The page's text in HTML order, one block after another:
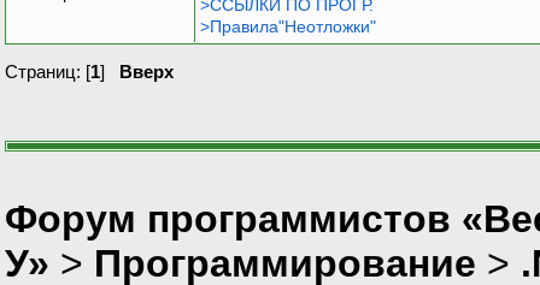
>ССЫЛКИ ПО ПРОГР.
>Правила"Неотложки"
Страниц: [1] Вверх
Форум программистов
У» > Программирование >